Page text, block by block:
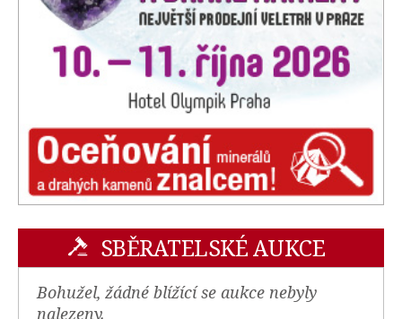
SBĚRATELSKÉ AUKCE
Bohužel, žádné blížící se aukce nebyly
nalezeny.